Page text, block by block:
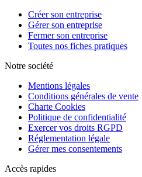
Créer son entreprise
Gérer son entreprise
Fermer son entreprise
Toutes nos fiches pratiques
Notre société
Mentions légales
Conditions générales de vente
Charte Cookies
Politique de confidentialité
Exercer vos droits RGPD
Réglementation légale
Gérer mes consentements
Accès rapides